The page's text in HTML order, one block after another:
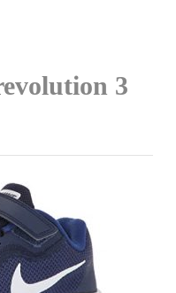
3